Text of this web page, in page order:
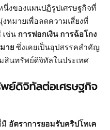
นึ่งของแผนปฏิรูปเศรษฐกิจที่
หมายเพื่อลดความเสี่ยงที่
เช่น การฟอกเงิน การฉ้อโกง
ายซึ่งเคยเป็นอุปสรรคสำคัญ
สินทรัพย์ดิจิทัลในประเทศ
ย์ดิจิทัลต่อเศรษฐกิจ
อัตราการยอมรับคริปโทเค